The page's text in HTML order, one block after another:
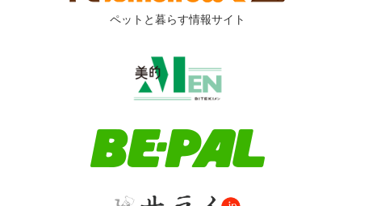
ペットと暮らす情報サイト